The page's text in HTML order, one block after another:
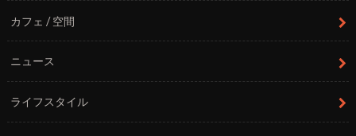
カフェ / 空間
ニュース
ライフスタイル